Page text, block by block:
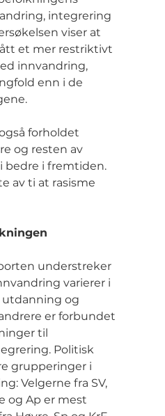
integrering
viser at
et mer restriktivt
innvandring,
enn i de
forholdet
og resten av
bedre i fremtiden.
av ti at rasisme
understreker
varierer i
utdanning og
er forbundet
til
Politisk
grupperinger i
Velgerne fra SV,
og Ap er mest